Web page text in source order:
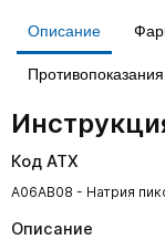
Описание
Противопоказания
Код АТХ
A06AB08 - Натрия
Описание